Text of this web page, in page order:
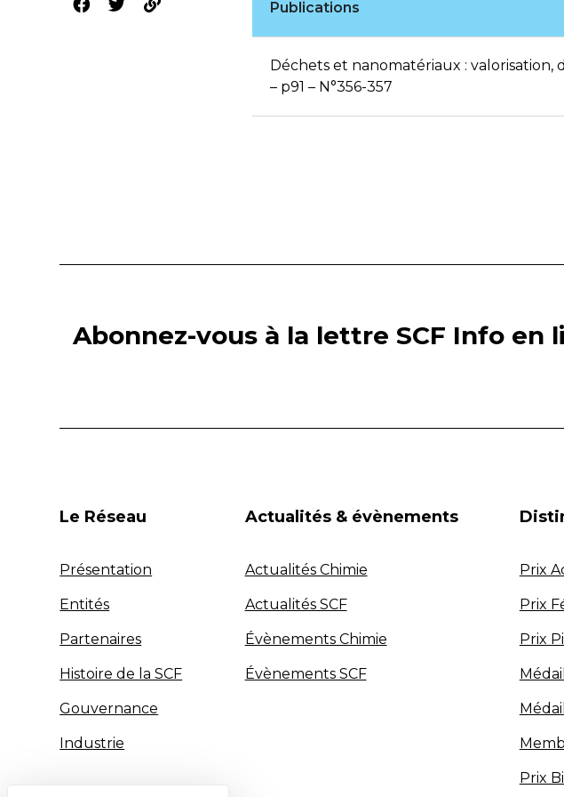
Publications
Déchets et nanomatériaux :
– p91 – N°356-357
Abonnez-vous à la lettre SCF Info en
Le Réseau
Présentation
Entités
Partenaires
Histoire de la SCF
Gouvernance
Industrie
Actualités & évènements
Actualités Chimie
Actualités SCF
Évènements Chimie
Évènements SCF
Prix
Prix
Prix
Prix